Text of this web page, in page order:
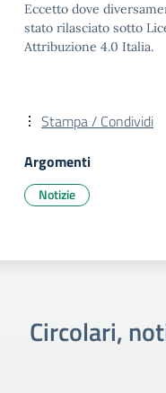
Eccetto dove
stato rilasciato sotto
Attribuzione 4.0 Italia.
Stampa / Condividi
Argomenti
Notizie
Circolari,